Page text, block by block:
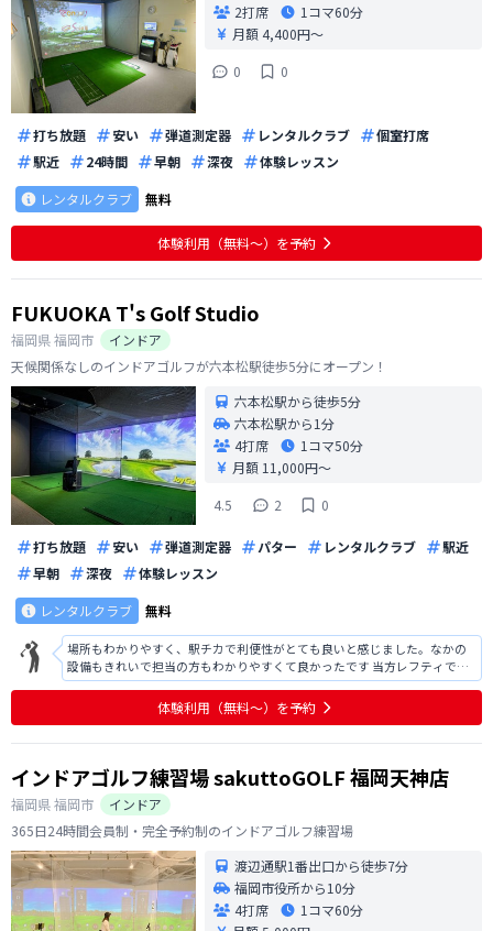
2打席
1コマ60分
月額 4,400円〜
0
0
打ち放題 安い 弾道測定器 レンタルクラブ
個室打席
駅近
24時間 早朝 深夜
体験レッスン
レンタルクラブ
無料
体験利用（無料〜）を予約
FUKUOKA T's Golf Studio
福岡県福岡市
インドア
天候関係なしのインドアゴルフが六本松駅徒歩5分にオープン！
六本松駅から徒歩5分
六本松駅から1分
4打席
1コマ50分
月額 11,000円〜
4.5
2 0
打ち放題 安い 弾道測定器 パター レンタルクラブ
駅近
早朝
深夜
体験レッスン
レンタルクラブ
無料
場所もわかりやすく、駅チカで利便性がとても良いと感じました。なかの
設備もきれいで担当の方もわかりやすくて良かったです 当方レフティです
が、レフティ用の打席もあり、レンタルクラブもあるとのことで、レフテ
ィでも手ぶらで通える点は、とても魅力的だとおもいます！ 真横に別のイ
ンドア練習場があり、そちらも出来
体験利用（無料〜）を予約
インドアゴルフ練習場 sakuttoGOLF 福岡天神店
福岡県福岡市
インドア
365日24時間会員制・完全予約制のインドアゴルフ練習場
渡辺通駅1番出口から徒歩7分
福岡市役所から10分
4打席
1コマ60分